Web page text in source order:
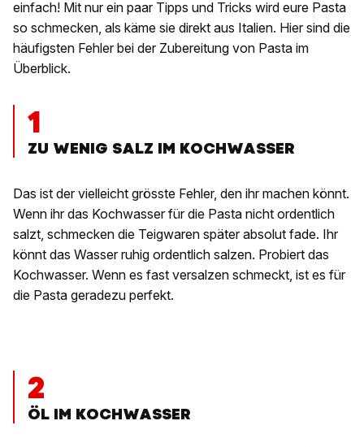
einfach! Mit nur ein paar Tipps und Tricks wird eure Pasta
so schmecken, als käme sie direkt aus Italien. Hier sind die
häufigsten Fehler bei der Zubereitung von Pasta im
Überblick.
1
ZU WENIG SALZ IM KOCHWASSER
Das ist der vielleicht grösste Fehler, den ihr machen könnt.
Wenn ihr das Kochwasser für die Pasta nicht ordentlich
salzt, schmecken die Teigwaren später absolut fade. Ihr
könnt das Wasser ruhig ordentlich salzen. Probiert das
Kochwasser. Wenn es fast versalzen schmeckt, ist es für
die Pasta geradezu perfekt.
2
ÖL IM KOCHWASSER